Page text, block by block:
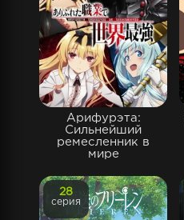
Арифурэта:
Сильнейший
ремесленник в
мире
28
серия